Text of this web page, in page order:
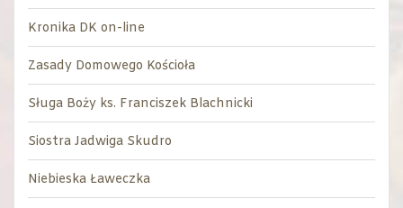
Kronika DK on-line
Zasady Domowego Kościoła
Sługa Boży ks. Franciszek Blachnicki
Siostra Jadwiga Skudro
Niebieska Ławeczka